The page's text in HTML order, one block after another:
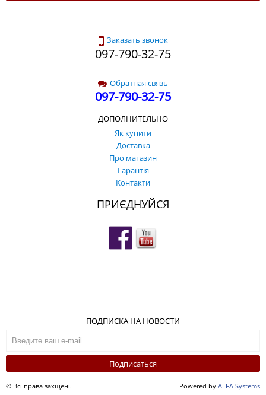
Заказать звонок
097-790-32-75
Обратная связь
097-790-32-75
ДОПОЛНИТЕЛЬНО
Як купити
Доставка
Про магазин
Гарантія
Контакти
ПРИЄДНУЙСЯ
ПОДПИСКА НА НОВОСТИ
Подписаться
© Всі права захщені. Powered by ALFA Systems